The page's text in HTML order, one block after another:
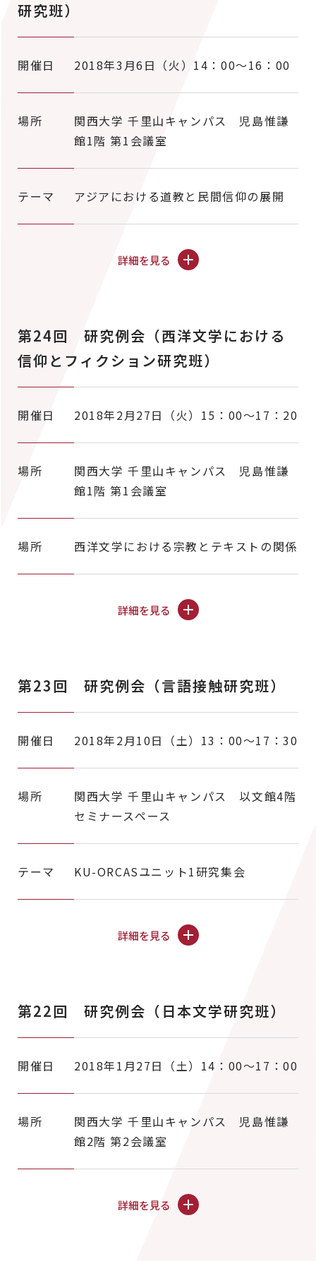
研究班）
開催日 2018年3月6日（火）14：00～16：00
場所
関西大学 千里山キャンパス 児島惟謙
館1階 第1会議室
テーマ アジアにおける道教と民間信仰の展開
詳細を見る
第24回 研究例会（西洋文学における
信仰とフィクション研究班）
開催日 2018年2月27日（火）15：00～17：20
場所
関西大学 千里山キャンパス 児島惟謙
館1階 第1会議室
場所 西洋文学における宗教とテキストの関係
詳細を見る
第23回 研究例会（言語接触研究班）
開催日 2018年2月10日（土）13：00～17：30
場所
関西大学 千里山キャンパス 以文館4階
セミナースペース
テーマ KU-ORCASユニット1研究集会
詳細を見る
第22回 研究例会（日本文学研究班）
開催日 2018年1月27日（土）14：00～17：00
場所
関西大学 千里山キャンパス 児島惟謙
館2階 第2会議室
詳細を見る